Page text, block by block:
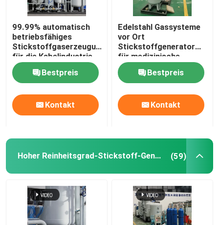
Stickstoffgasreiniger
Methanol-Kracker
Psa-Wasserstoff-Generator
Industriegasmischer
Modularer Sauerstoffgenerator
99.99% automatisch
betriebsfähiges
Stickstoffgaserzeugungssystem
für die Kabelindustrie
Bestpreis
Kontakt
Edelstahl Gassysteme
vor Ort
Stickstoffgenerator
für medizinische
Zwecke mit Sterilisator
Bestpreis
Kontakt
Hoher Reinheitsgrad-Stickstoff-Generator (59)